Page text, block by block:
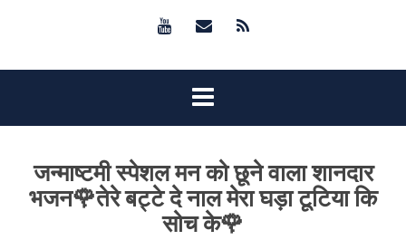
जन्माष्टमी स्पेशल मन को छूने वाला शानदार
भजन🌹तेरे बट्टे दे नाल मेरा घड़ा टूटिया कि
सोच के🌹